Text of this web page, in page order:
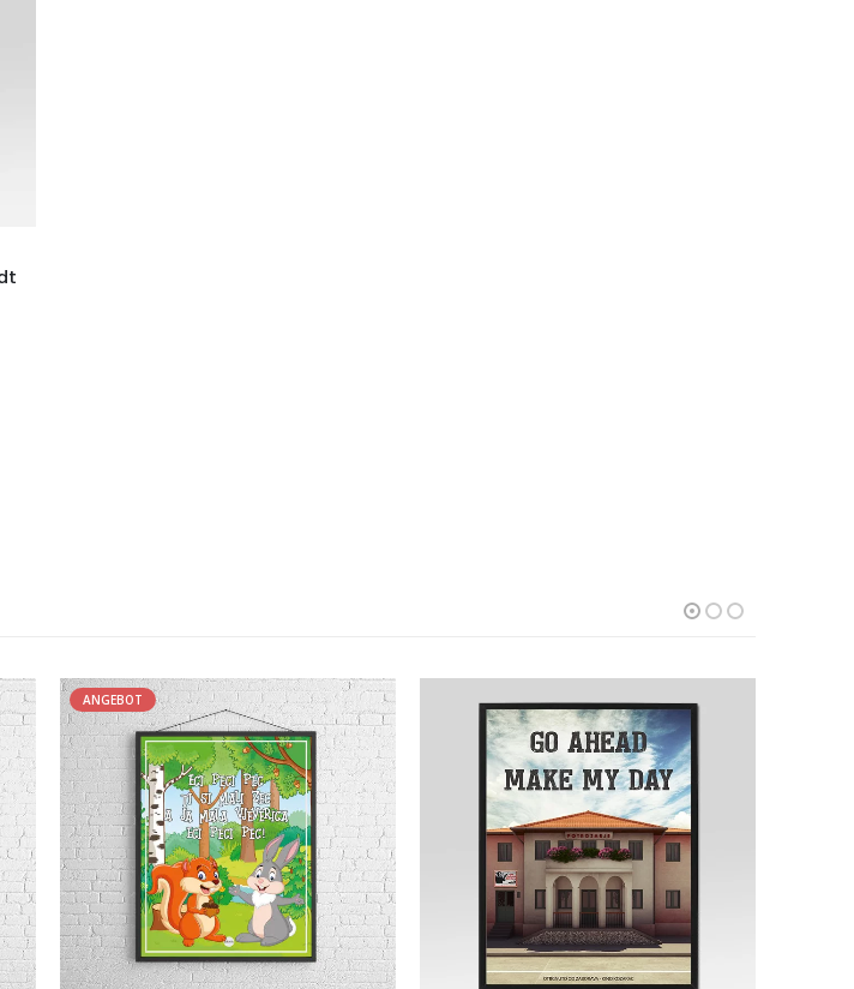
ANGEBOT